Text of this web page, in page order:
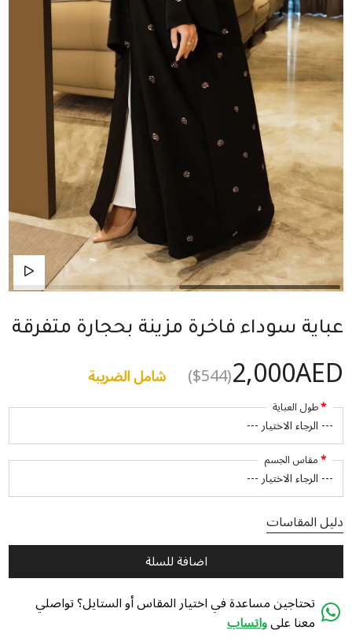
عباية سوداء فاخرة مزينة بحجارة متفرقة
2,000AED
($544) شامل الضريبة
طول العباية
مقاس الجسم
دليل المقاسات
اضافة للسلة
تحتاجين مساعدة في اختيار المقاس أو الستايل؟ تواصلي
معنا علىواتساب